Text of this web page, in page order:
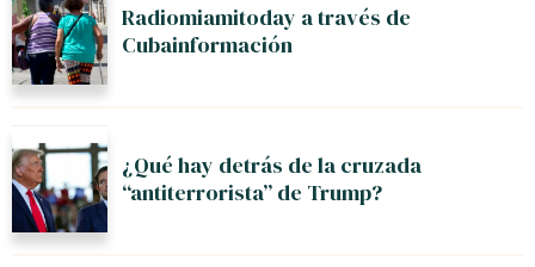
Radiomiamitoday a través de
Cubainformación
¿Qué hay detrás de la cruzada
“antiterrorista” de Trump?